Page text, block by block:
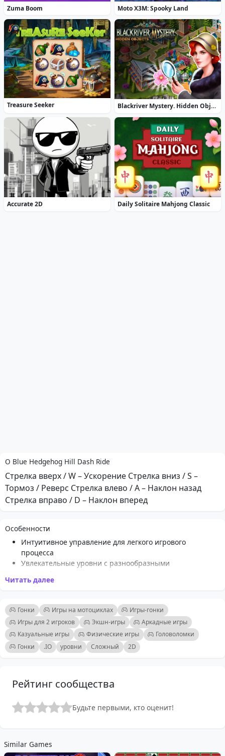
Zuma Boom Moto X3M: Spooky Land
Treasure Seeker Blackriver Mystery. Hidden Objects
Accurate 2D Daily Solitaire Mahjong Classic
О Blue Hedgehog Hill Dash Ride
Стрелка вверх / W – Ускорение Стрелка вниз / S –
Тормоз / Реверс Стрелка влево / A – Наклон назад
Стрелка вправо / D – Наклон вперед
Особенности
Интуитивное управление для легкого игрового
процесса
Увлекательные уровни с разнообразными
Плавная физика для реалистичного гоночного опыта
номера
Сложные подъемы, которые нужно покорить
Яркая графика и захватывающая анимация
Подходит для игроков всех возрастов и уровней
мастерства
Читать далее
Гонки Игры на мотоциклах
Игры-гонки
Игры для 2 игроков
Экшн-игры
Аркадные игры
Казуальные игры
Физические игры
Головоломки
Гонки
.IO уровни Сложный 2D
Рейтинг сообщества
Будьте первыми, кто оценит!
Similar Games